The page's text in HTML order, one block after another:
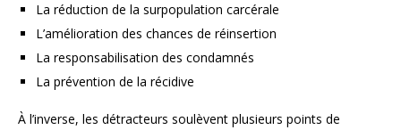
La réduction de la surpopulation carcérale
L’amélioration des chances de réinsertion
La responsabilisation des condamnés
La prévention de la récidive
À l’inverse, les détracteurs soulèvent plusieurs points de